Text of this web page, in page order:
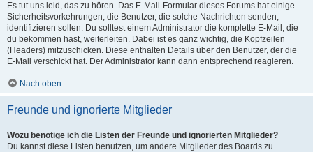
Es tut uns leid, das zu hören. Das E-Mail-Formular dieses Forums hat einige
Sicherheitsvorkehrungen, die Benutzer, die solche Nachrichten senden,
identifizieren sollen. Du solltest einem Administrator die komplette E-Mail, die
du bekommen hast, weiterleiten. Dabei ist es ganz wichtig, die Kopfzeilen
(Headers) mitzuschicken. Diese enthalten Details über den Benutzer, der die
E-Mail verschickt hat. Der Administrator kann dann entsprechend reagieren.
Nach oben
Freunde und ignorierte Mitglieder
Wozu benötige ich die Listen der Freunde und ignorierten Mitglieder?
Du kannst diese Listen benutzen, um andere Mitglieder des Boards zu